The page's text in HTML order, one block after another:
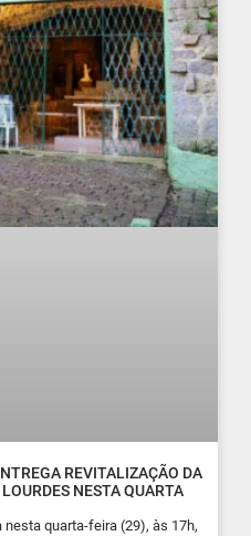
REVITALIZAÇÃO DA
NESTA QUARTA
quarta-feira (29), às 17h,